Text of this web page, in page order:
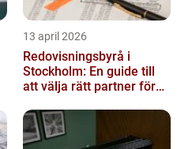
13 april 2026
Redovisningsbyrå i
Stockholm: En guide till
att välja rätt partner för